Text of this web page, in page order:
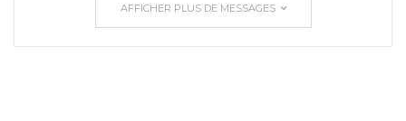
AFFICHER PLUS DE MESSAGES